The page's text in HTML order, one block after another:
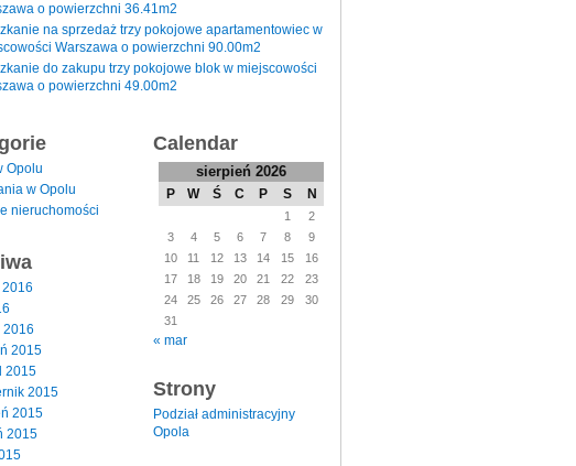
o powierzchni 36.41m2
na sprzedaż trzy pokojowe apartamentowiec w
Warszawa o powierzchni 90.00m2
do zakupu trzy pokojowe blok w miejscowości
o powierzchni 49.00m2
Opolu
w Opolu
nieruchomości
2016
2015
2015
2015
2015
2015
Calendar
sierpień 2026
P W Ś C P S N
1
2
3
4 5 6 7 8
9
10
11 12 13 14 15
16
17
18 19 20 21 22
23
24
25 26 27 28 29
30
31
« mar
Strony
Podział administracyjny
Opola